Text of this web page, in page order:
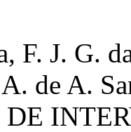
F. J. G.
de A.
DE